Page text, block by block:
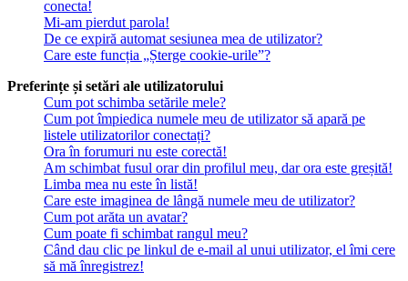
conecta!
Mi-am pierdut parola!
De ce expiră automat sesiunea mea de utilizator?
Care este funcția „Șterge cookie-urile”?
Preferințe și setări ale utilizatorului
Cum pot schimba setările mele?
Cum pot împiedica numele meu de utilizator să apară pe
listele utilizatorilor conectați?
Ora în forumuri nu este corectă!
Am schimbat fusul orar din profilul meu, dar ora este greșită!
Limba mea nu este în listă!
Care este imaginea de lângă numele meu de utilizator?
Cum pot arăta un avatar?
Cum poate fi schimbat rangul meu?
Când dau clic pe linkul de e-mail al unui utilizator, el îmi cere
să mă înregistrez!